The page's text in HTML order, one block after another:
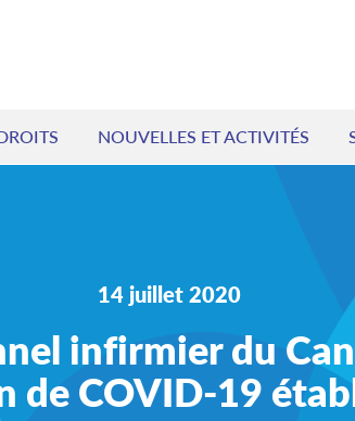
NOUVELLES ET ACTIVITÉS
14 juillet 2020
infirmier du
de COVID-19